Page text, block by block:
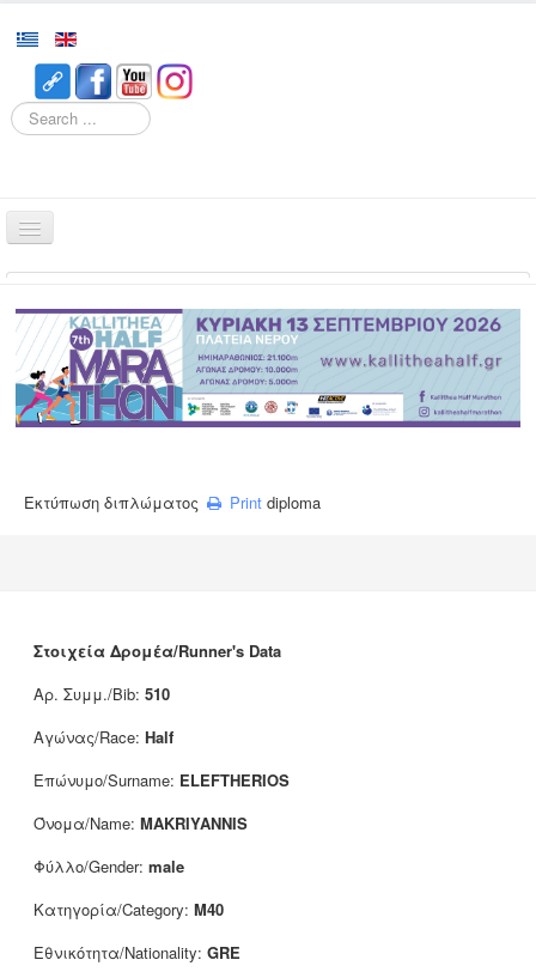
Search
Races
Event
Volunteering
Results
Εκτύπωση διπλώματος Print diploma
Στοιχεία Δρομέα/Runner's Data
Αρ. Συμμ./Bib: 510
Αγώνας/Race: Half
Επώνυμο/Surname: ELEFTHERIOS
Όνομα/Name: MAKRIYANNIS
Φύλλο/Gender: male
Κατηγορία/Category: M40
Εθνικότητα/Nationality: GRE